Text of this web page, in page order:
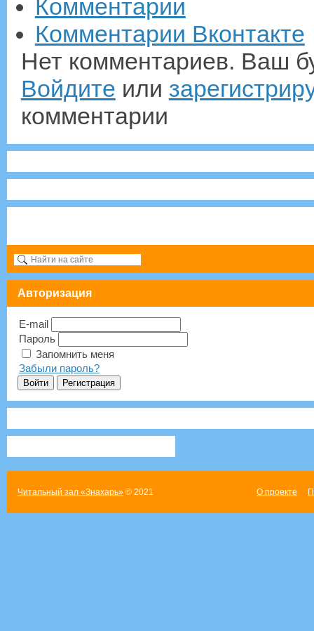
Комментарии
Комментарии Вконтакте
Нет комментариев. Ваш
Войдите или
комментарии
Авторизация
E-mail
Пароль
Запомнить меня
Забыли пароль?
Читальный зал «Знахарь»© 2021 О проекте